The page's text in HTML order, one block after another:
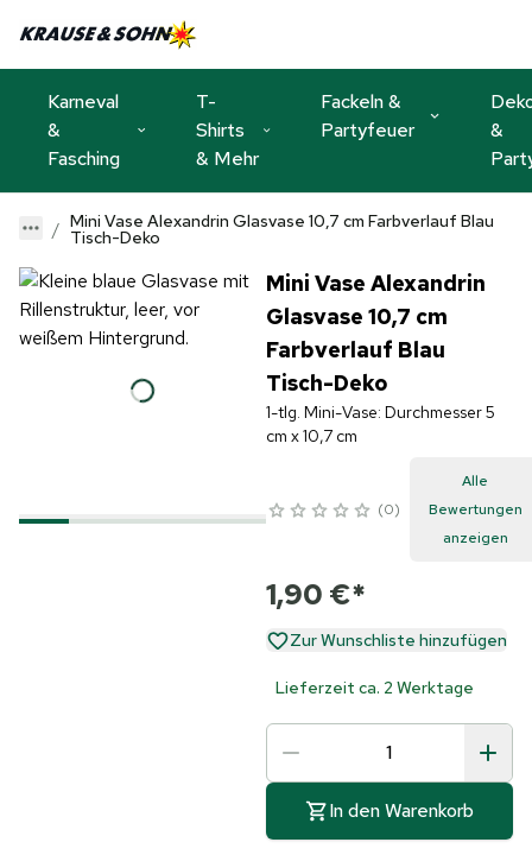
Karneval
&
Fasching
T-
Shirts
& Mehr
Fackeln &
Partyfeuer
&
Mini Vase Alexandrin Glasvase 10,7 cm Farbverlauf Blau
Tisch-Deko
Mini Vase Alexandrin
Glasvase 10,7 cm
Farbverlauf Blau
Tisch-Deko
1-tlg. Mini-Vase: Durchmesser 5
cm x 10,7 cm
0
Alle
Bewertungen
anzeigen
1,90 €*
Zur Wunschliste hinzufügen
Lieferzeit ca. 2 Werktage
In den Warenkorb